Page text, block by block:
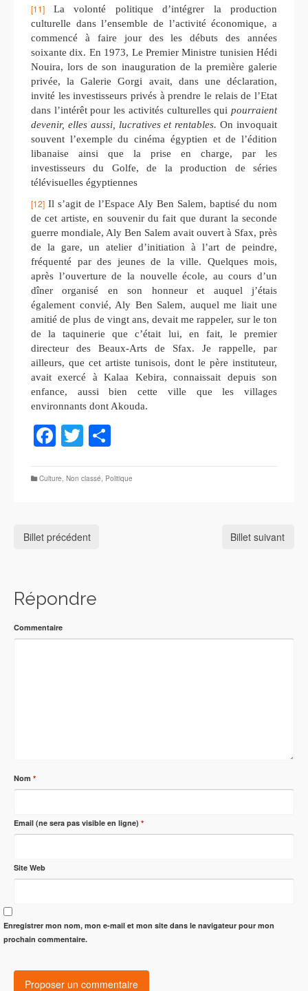
[11]
La volonté politique d’intégrer la production
culturelle dans l’ensemble de l’activité économique, a
commencé à faire jour des les débuts des années
soixante dix. En 1973, Le Premier Ministre tunisien Hédi
Nouira, lors de son inauguration de la première galerie
privée, la Galerie Gorgi avait, dans une déclaration,
invité les investisseurs privés à prendre le relais de l’Etat
dans l’intérêt pour les activités culturelles qui pourraient
devenir, elles aussi, lucratives et rentables. On invoquait
souvent l’exemple du cinéma égyptien et de l’édition
libanaise ainsi que la prise en charge, par les
investisseurs du Golfe, de la production de séries
télévisuelles égyptiennes
[12] Il s’agit de l’Espace Aly Ben Salem, baptisé du nom
de cet artiste, en souvenir du fait que durant la seconde
guerre mondiale, Aly Ben Salem avait ouvert à Sfax, près
de la gare, un atelier d’initiation à l’art de peindre,
fréquenté par des jeunes de la ville. Quelques mois,
après l’ouverture de la nouvelle école, au cours d’un
dîner organisé en son honneur et auquel j’étais
également convié, Aly Ben Salem, auquel me liait une
amitié de plus de vingt ans, devait me rappeler, sur le ton
de la taquinerie que c’était lui, en fait, le premier
directeur des Beaux-Arts de Sfax. Je rappelle, par
ailleurs, que cet artiste tunisois, dont le père instituteur,
avait exercé à Kalaa Kebira, connaissait depuis son
enfance, aussi bien cette ville que les villages
environnants dont Akouda.
Facebook
Twitter
Culture, Non classé, Politique
Billet précédent Billet suivant
Répondre
Commentaire
Nom *
Email (ne sera pas visible en ligne) *
Site Web
Enregistrer mon nom, mon e-mail et mon site dans le navigateur pour mon
prochain commentaire.